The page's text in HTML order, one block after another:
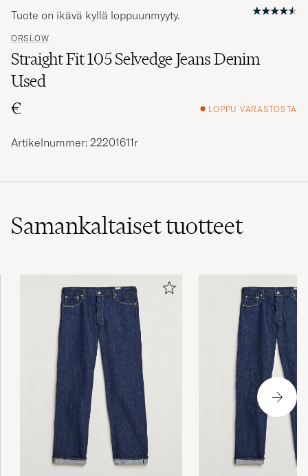
ORSLOW
Straight Fit 105 Selvedge Jeans Denim
Used
€
LOPPU VARASTOSTA
Tuote on ikävä kyllä loppuunmyyty.
Artikelnummer: 22201611r
Samankaltaisettuotteet